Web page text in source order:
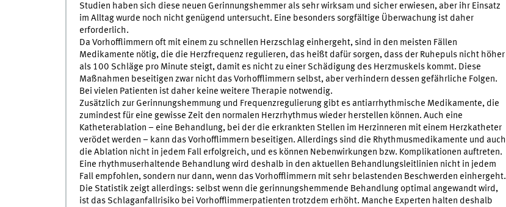
Studien haben sich diese neuen Gerinnungshemmer als sehr wirksam und sicher erwiesen, aber ihr Einsatz
im Alltag wurde noch nicht genügend untersucht. Eine besonders sorgfältige Überwachung ist daher
erforderlich.
Da Vorhofflimmern oft mit einem zu schnellen Herzschlag einhergeht, sind in den meisten Fällen
Medikamente nötig, die die Herzfrequenz regulieren, das heißt dafür sorgen, dass der Ruhepuls nicht höher
als 100 Schläge pro Minute steigt, damit es nicht zu einer Schädigung des Herzmuskels kommt. Diese
Maßnahmen beseitigen zwar nicht das Vorhofflimmern selbst, aber verhindern dessen gefährliche Folgen.
Bei vielen Patienten ist daher keine weitere Therapie notwendig.
Zusätzlich zur Gerinnungshemmung und Frequenzregulierung gibt es antiarrhythmische Medikamente, die
zumindest für eine gewisse Zeit den normalen Herzrhythmus wieder herstellen können. Auch eine
Katheterablation – eine Behandlung, bei der die erkrankten Stellen im Herzinneren mit einem Herzkatheter
verödet werden – kann das Vorhofflimmern beseitigen. Allerdings sind die Rhythmusmedikamente und auch
die Ablation nicht in jedem Fall erfolgreich, und es können Nebenwirkungen bzw. Komplikationen auftreten.
Eine rhythmuserhaltende Behandlung wird deshalb in den aktuellen Behandlungsleitlinien nicht in jedem
Fall empfohlen, sondern nur dann, wenn das Vorhofflimmern mit sehr belastenden Beschwerden einhergeht.
Die Statistik zeigt allerdings: selbst wenn die gerinnungshemmende Behandlung optimal angewandt wird,
ist das Schlaganfallrisiko bei Vorhofflimmerpatienten trotzdem erhöht. Manche Experten halten deshalb